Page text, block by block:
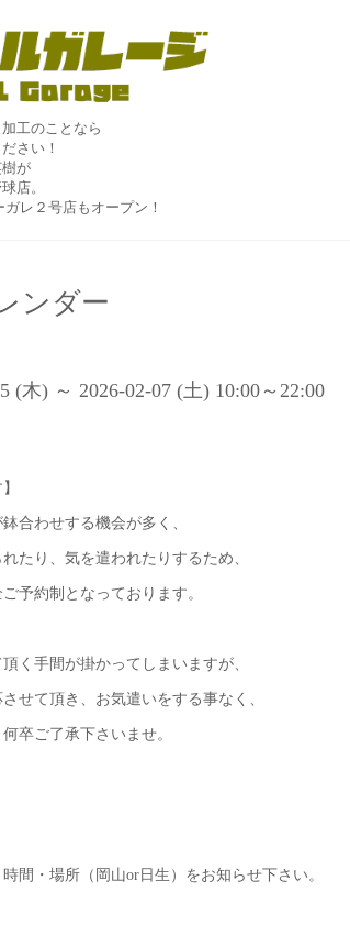
工のことなら
さい！
が
店。
レ２号店もオープン！
ンダー
(木) ～ 2026-02-07 (土) 10:00～22:00
合わせする機会が多く、
たり、気を遣われたりするため、
予約制となっております。
く手間が掛かってしまいますが、
せて頂き、お気遣いをする事なく、
卒ご了承下さいませ。
間・場所（岡山or日生）をお知らせ下さい。